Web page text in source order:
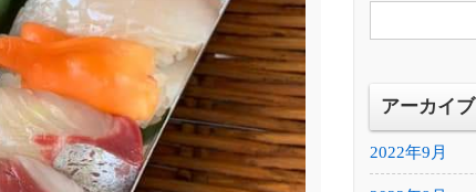
アーカイブ
2022年9月